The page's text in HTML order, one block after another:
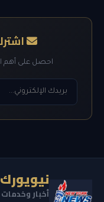
احصل على أهم
أخبار